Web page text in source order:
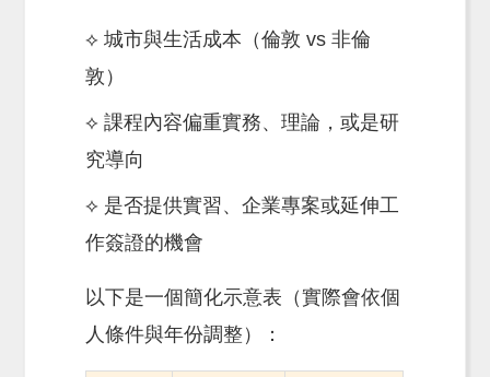
⟡ 城市與生活成本（倫敦 vs 非倫
敦）
⟡ 課程內容偏重實務、理論，或是研
究導向
⟡ 是否提供實習、企業專案或延伸工
作簽證的機會
以下是一個簡化示意表（實際會依個
人條件與年份調整）：